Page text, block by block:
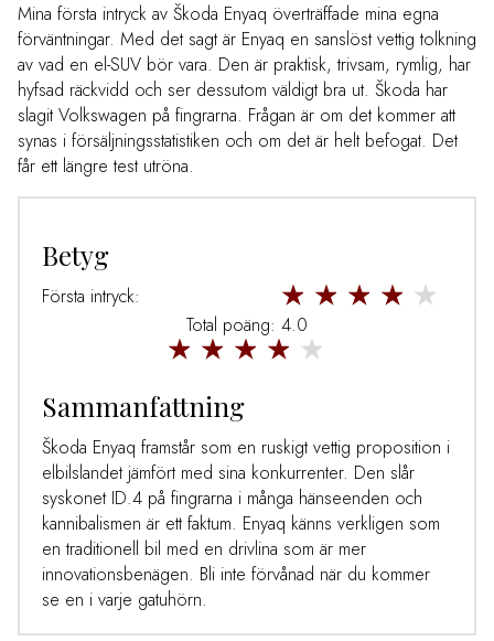
Mina första intryck av Škoda Enyaq överträffade mina egna
förväntningar. Med det sagt är Enyaq en sanslöst vettig tolkning
av vad en el-SUV bör vara. Den är praktisk, trivsam, rymlig, har
hyfsad räckvidd och ser dessutom väldigt bra ut. Škoda har
slagit Volkswagen på fingrarna. Frågan är om det kommer att
synas i försäljningsstatistiken och om det är helt befogat. Det
får ett längre test utröna.
Betyg
Första intryck:
Total poäng: 4.0
Sammanfattning
Škoda Enyaq framstår som en ruskigt vettig proposition i
elbilslandet jämfört med sina konkurrenter. Den slår
syskonet ID.4 på fingrarna i många hänseenden och
kannibalismen är ett faktum. Enyaq känns verkligen som
en traditionell bil med en drivlina som är mer
innovationsbenägen. Bli inte förvånad när du kommer
se en i varje gatuhörn.